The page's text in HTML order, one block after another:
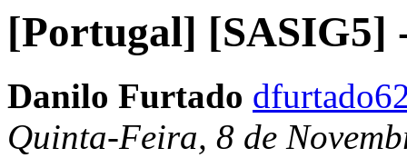
[Portugal] [SASIG5]
Danilo Furtado
Quinta-Feira, 8 de